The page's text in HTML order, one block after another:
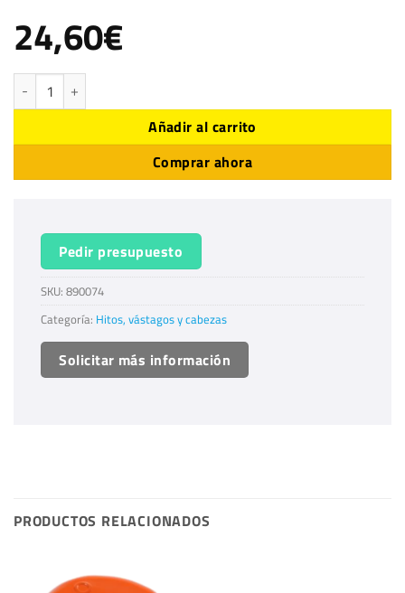
24,60€
EURO Barra de enclavamiento para hito cantidad
Añadir al carrito
Comprar ahora
Pedir presupuesto
SKU: 890074
Categoría: Hitos, vástagos y cabezas
Solicitar más información
PRODUCTOS RELACIONADOS